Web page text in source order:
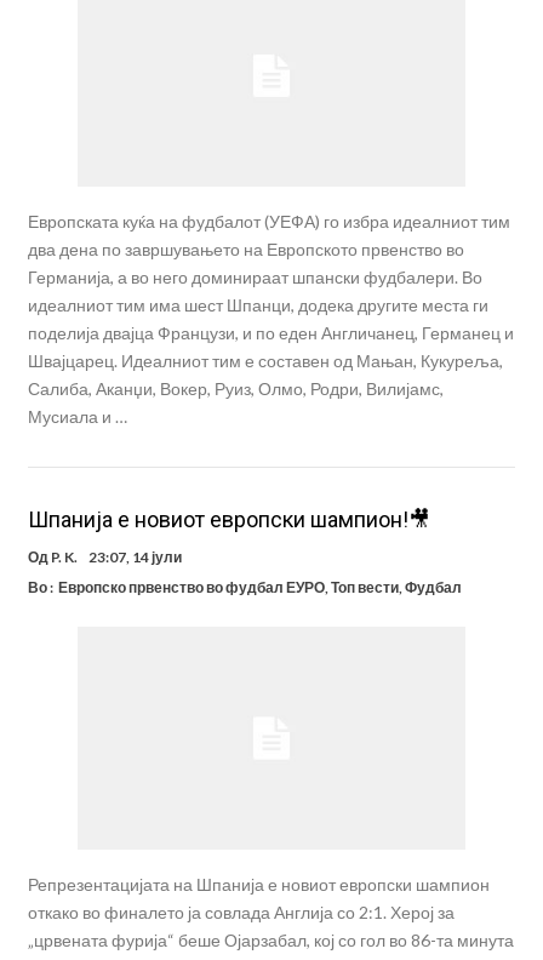
Европската куќа на фудбалот (УЕФА) го избра идеалниот тим
два дена по завршувањето на Европското првенство во
Германија, а во него доминираат шпански фудбалери. Во
идеалниот тим има шест Шпанци, додека другите места ги
поделија двајца Французи, и по еден Англичанец, Германец и
Швајцарец. Идеалниот тим е составен од Мањан, Кукуреља,
Салиба, Аканџи, Вокер, Руиз, Олмо, Родри, Вилијамс,
Мусиала и …
Шпанија е новиот европски шампион!🎥
Од P. K.
23:07, 14 јули
Во : Европско првенство во фудбал ЕУРО,Топ вести,Фудбал
Репрезентацијата на Шпанија е новиот европски шампион
откако во финалето ја совлада Англија со 2:1. Херој за
„црвената фурија“ беше Ојарзабал, кој со гол во 86-та минута